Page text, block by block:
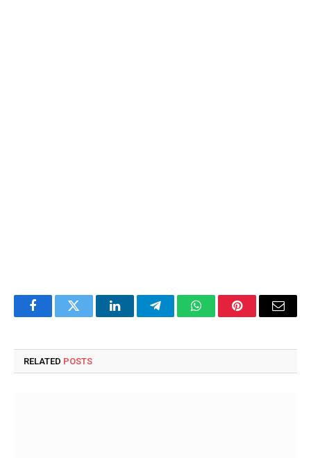
FacebookTwitter LinkedInTelegramWhatsAppPinterestEmail
RELATED POSTS